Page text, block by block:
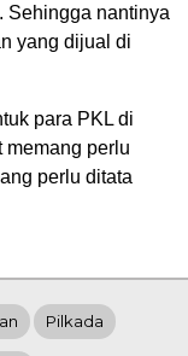
Sehingga nantinya
yang dijual di
para PKL di
memang perlu
perlu ditata
Pilkada